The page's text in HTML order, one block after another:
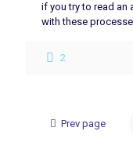
if you try to read an
with these
2
Prev page